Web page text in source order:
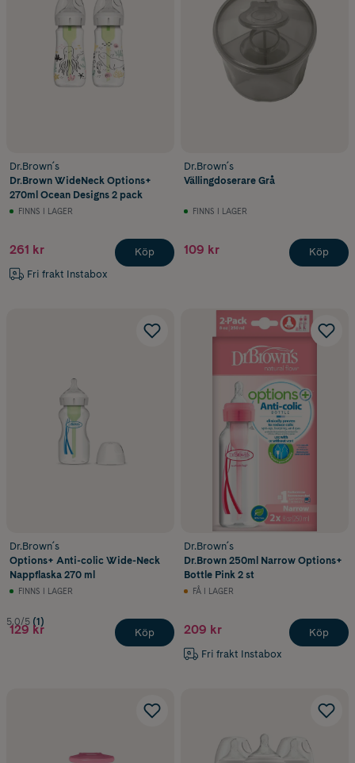
Dr.Brown´s
Dr.Brown WideNeck Options+
270ml Ocean Designs 2 pack
FINNS I LAGER
261 kr
Fri frakt Instabox
Köp
Dr.Brown´s
Vällingdoserare Grå
FINNS I LAGER
109 kr Köp
Dr.Brown´s
Options+ Anti-colic Wide-Neck
Nappflaska 270 ml
FINNS I LAGER
5.0/5 (1)
129 kr Köp
Dr.Brown´s
Dr.Brown 250ml Narrow Options+
Bottle Pink 2 st
FÅ I LAGER
209 kr
Fri frakt Instabox
Köp